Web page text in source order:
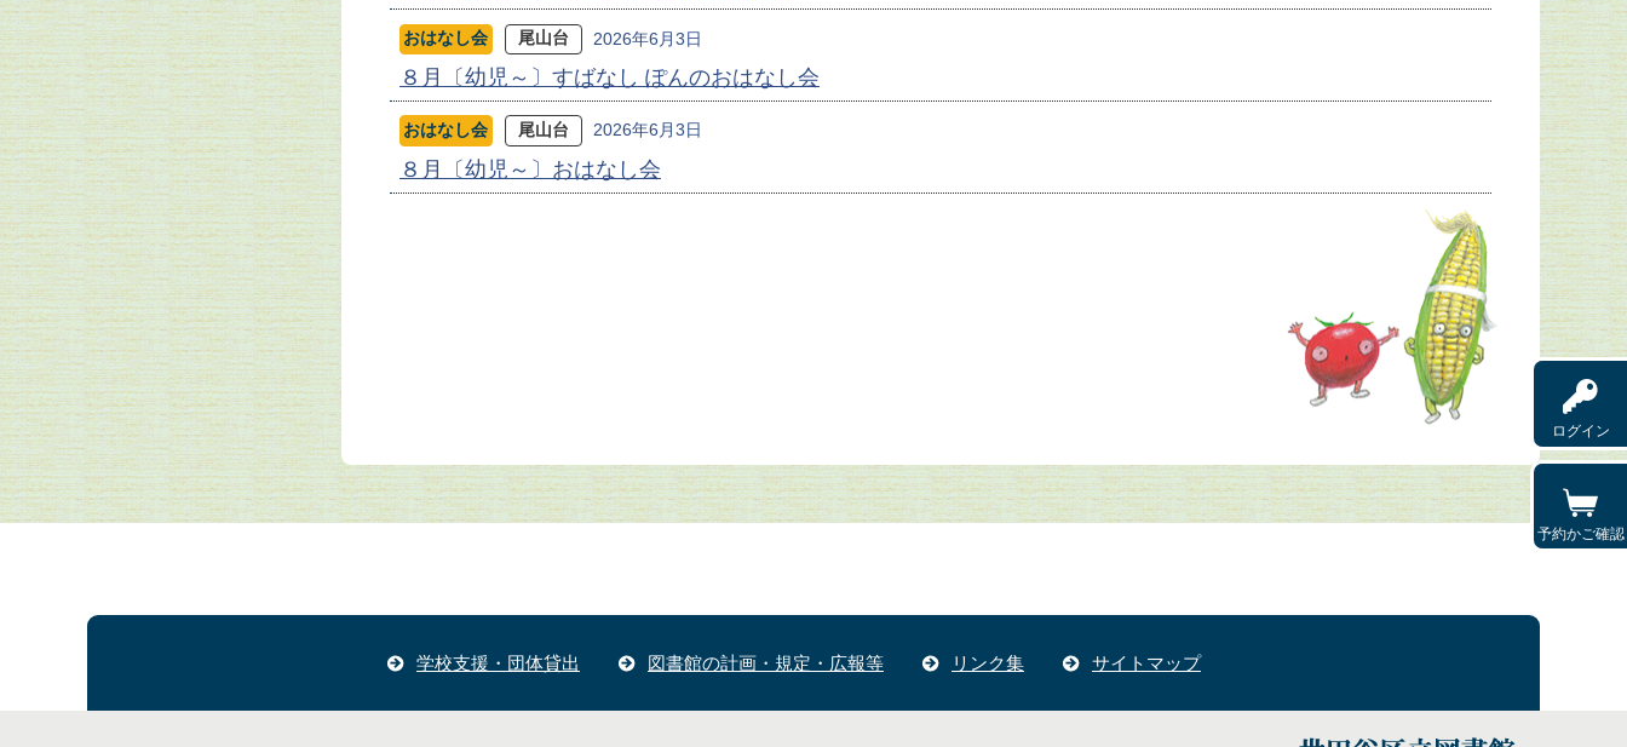
ログイン
予約かご確認
おはなし会 尾山台 2026年6月3日
８月〔幼児～〕すばなし ぽんのおはなし会
おはなし会 尾山台 2026年6月3日
８月〔幼児～〕おはなし会
学校支援・団体貸出 図書館の計画・規定・広報等 リンク集 サイトマップ